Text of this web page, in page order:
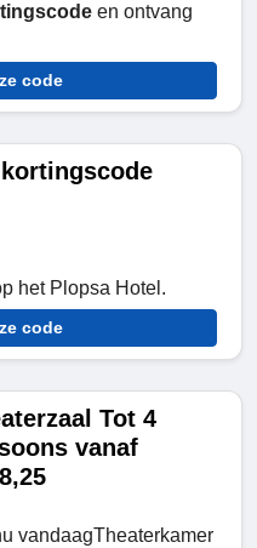
en ontvang
code
het Plopsa Hotel.
code
Tot 4
vanaf
vandaagTheaterkamer